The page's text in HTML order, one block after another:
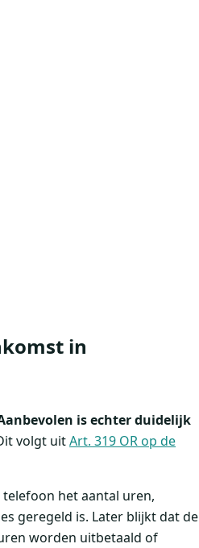
in
is echter duidelijk
volgt uitArt. 319 OR op de
het aantal uren,
geregeld is. Later blijkt dat de
worden uitbetaald of